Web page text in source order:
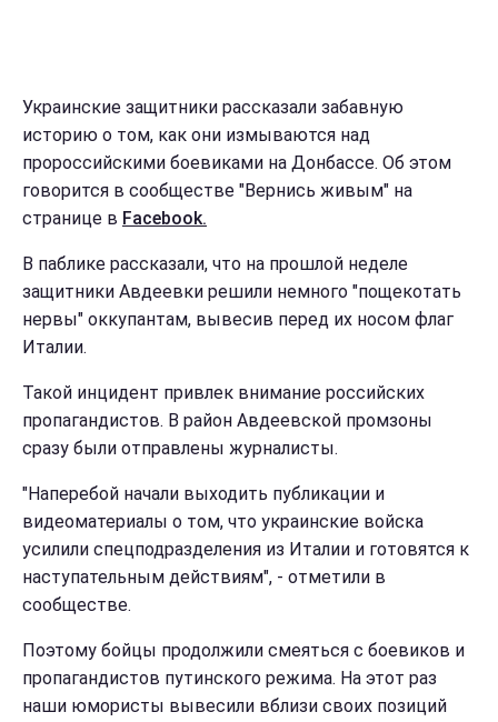
Украинские защитники рассказали забавную
историю о том, как они измываются над
пророссийскими боевиками на Донбассе. Об этом
говорится в сообществе "Вернись живым" на
странице в Facebook.
В паблике рассказали, что на прошлой неделе
защитники Авдеевки решили немного "пощекотать
нервы" оккупантам, вывесив перед их носом флаг
Италии.
Такой инцидент привлек внимание российских
пропагандистов. В район Авдеевской промзоны
сразу были отправлены журналисты.
"Наперебой начали выходить публикации и
видеоматериалы о том, что украинские войска
усилили спецподразделения из Италии и готовятся к
наступательным действиям", - отметили в
сообществе.
Поэтому бойцы продолжили смеяться с боевиков и
пропагандистов путинского режима. На этот раз
наши юмористы вывесили вблизи своих позиций